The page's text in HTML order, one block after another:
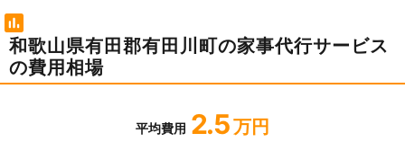
和歌山県有田郡有田川町の家事代行サービス
の費用相場
平均費用 2.5 万円